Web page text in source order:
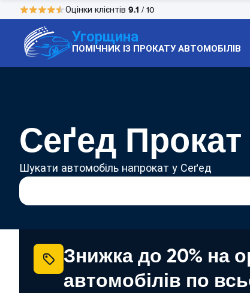
Оцінки клієнтів 9.1 / 10
Угорщина
ПОМІЧНИК ІЗ ПРОКАТУ АВТОМОБІЛІВ
Сеґед Прокат
Шукати автомобіль напрокат у Сеґед
Знижка до 20% на
автомобілів по